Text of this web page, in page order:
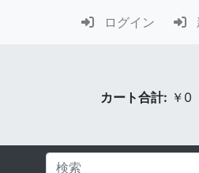
ログイン
カート合計: ￥0